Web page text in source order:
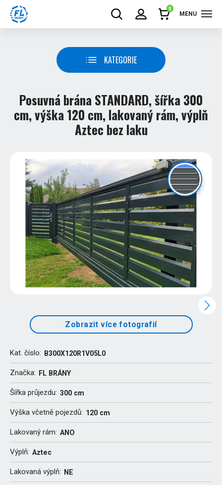
0
MENU
KATEGORIE
Posuvná brána STANDARD, šířka 300
cm, výška 120 cm, lakovaný rám, výplň
Aztec bez laku
Zobrazit více fotografií
Kat. číslo: B300X120R1V05L0
Značka: FL BRÁNY
Šířka průjezdu: 300 cm
Výška včetně pojezdů: 120 cm
Lakovaný rám: ANO
Výplň: Aztec
Lakovaná výplň: NE